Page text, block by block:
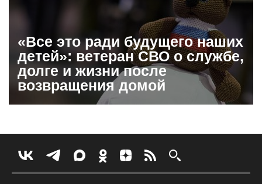
«Все это ради будущего наших
детей»: ветеран СВО о службе,
долге и жизни после
возвращения домой